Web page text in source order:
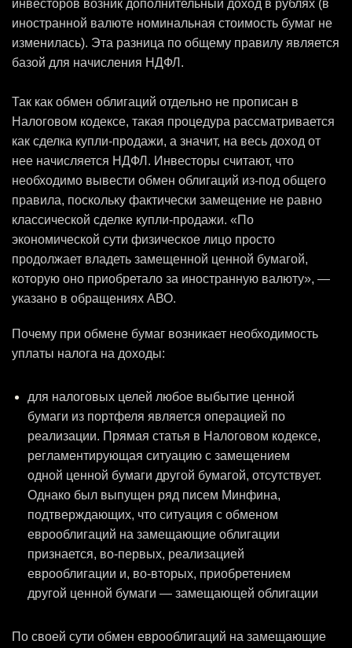
инвесторов возник дополнительный доход в рублях (в
иностранной валюте номинальная стоимость бумаг не
изменилась). Эта разница по общему правилу является
базой для начисления НДФЛ.
Так как обмен облигаций отдельно не прописан в
Налоговом кодексе, такая процедура рассматривается
как сделка купли-продажи, а значит, на весь доход от
нее начисляется НДФЛ. Инвесторы считают, что
необходимо вывести обмен облигаций из-под общего
правила, поскольку фактически замещение не равно
классической сделке купли-продажи. «По
экономической сути физическое лицо просто
продолжает владеть замещенной ценной бумагой,
которую оно приобретало за иностранную валюту», —
указано в обращениях АВО.
Почему при обмене бумаг возникает необходимость
уплаты налога на доходы:
для налоговых целей любое выбытие ценной
бумаги из портфеля является операцией по
реализации. Прямая статья в Налоговом кодексе,
регламентирующая ситуацию с замещением
одной ценной бумаги другой бумагой, отсутствует.
Однако был выпущен ряд писем Минфина,
подтверждающих, что ситуация с обменом
еврооблигаций на замещающие облигации
признается, во-первых, реализацией
еврооблигации и, во-вторых, приобретением
другой ценной бумаги — замещающей облигации
По своей сути обмен еврооблигаций на замещающие